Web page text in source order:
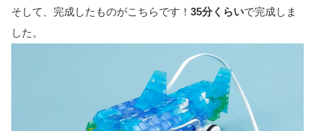
そして、完成したものがこちらです！ 35分くらいで完成しま
した。